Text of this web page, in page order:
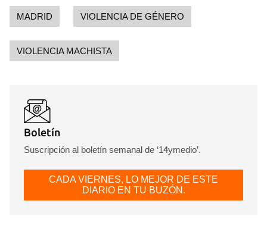
MADRID VIOLENCIA DE GÉNERO
VIOLENCIA MACHISTA
Boletín
Suscripción al boletín semanal de ‘14ymedio’.
CADA VIERNES, LO MEJOR DE ESTE
DIARIO EN TU BUZÓN.